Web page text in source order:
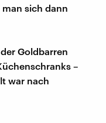
sich dann
Goldbarren
–
war nach